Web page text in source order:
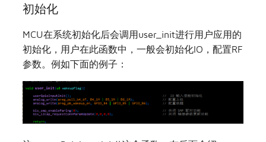
初始化
MCU在系统初始化后会调用user_init进行用户应用的
初始化，用户在此函数中，一般会初始化IO，配置RF
参数。例如下面的例子：